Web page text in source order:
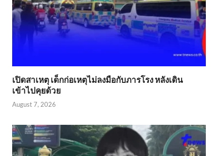
เปิดสาเหตุ เด็กก่อเหตุไม่ลงมือกับภารโรง หลังเดิน
เข้าไปคุยด้วย
August 7, 2026